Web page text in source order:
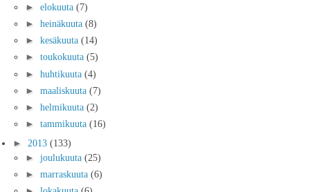
► elokuuta (7)
► heinäkuuta (8)
► kesäkuuta (14)
► toukokuuta (5)
► huhtikuuta (4)
► maaliskuuta (7)
► helmikuuta (2)
► tammikuuta (16)
► 2013 (133)
► joulukuuta (25)
► marraskuuta (6)